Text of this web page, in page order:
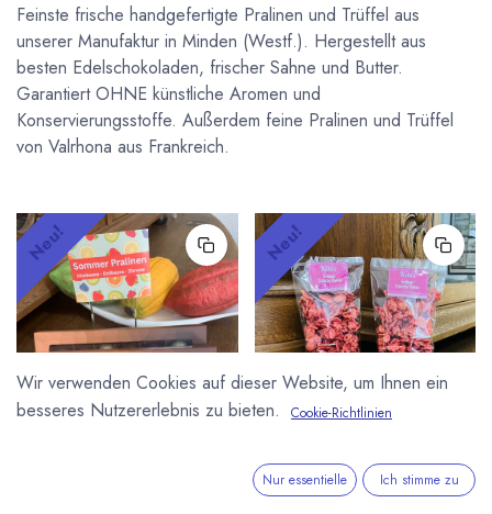
Feinste frische handgefertigte Pralinen und Trüffel aus
unserer Manufaktur in Minden (Westf.). Hergestellt aus
besten Edelschokoladen, frischer Sahne und Butter.
Garantiert OHNE künstliche Aromen und
Konservierungsstoffe. Außerdem feine Pralinen und Trüffel
von Valrhona aus Frankreich.
Neu! Neu!
Kiki's Crunchy Flakes
Erdbeere
Wir verwenden Cookies auf dieser Website, um Ihnen ein
besseres Nutzererlebnis zu bieten.
Cookie-Richtlinien
Nur essentielle Ich stimme zu